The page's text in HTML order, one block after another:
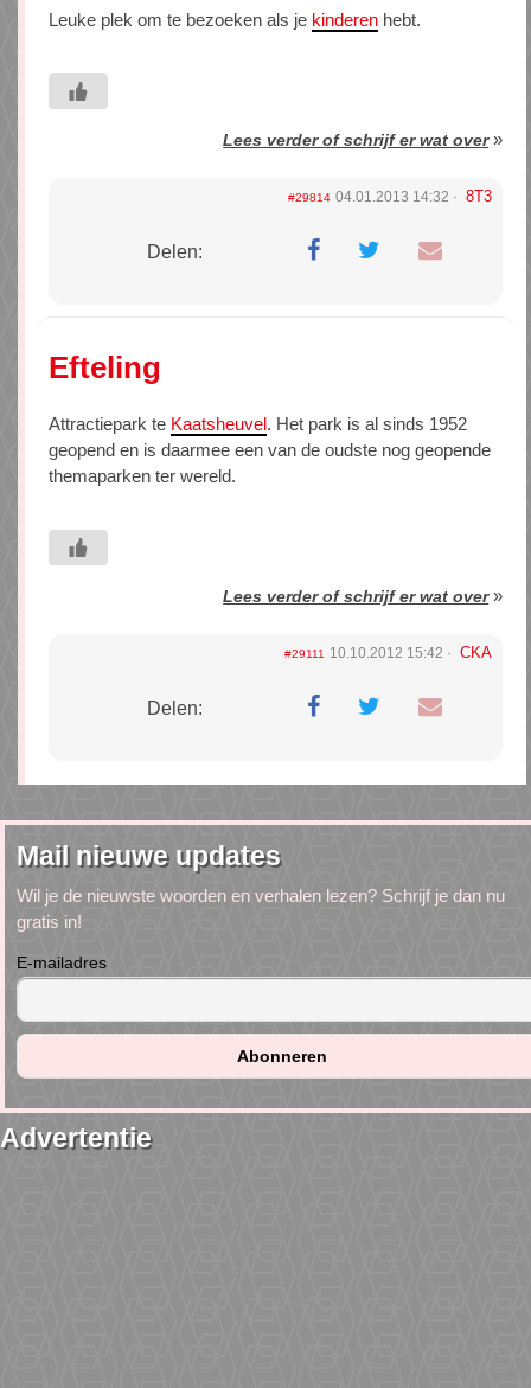
Leuke plek om te bezoeken als je kinderen hebt.
Lees verder of schrijf er wat over»
#29814 04.01.2013 14:32 8T3
Delen:
Efteling
Attractiepark te Kaatsheuvel. Het park is al sinds 1952
geopend en is daarmee een van de oudste nog geopende
themaparken ter wereld.
Lees verder of schrijf er wat over»
#29111 10.10.2012 15:42 CKA
Delen:
Mail nieuwe updates
Wil je de nieuwste woorden en verhalen lezen? Schrijf je dan nu
gratis in!
E-mailadres
Advertentie